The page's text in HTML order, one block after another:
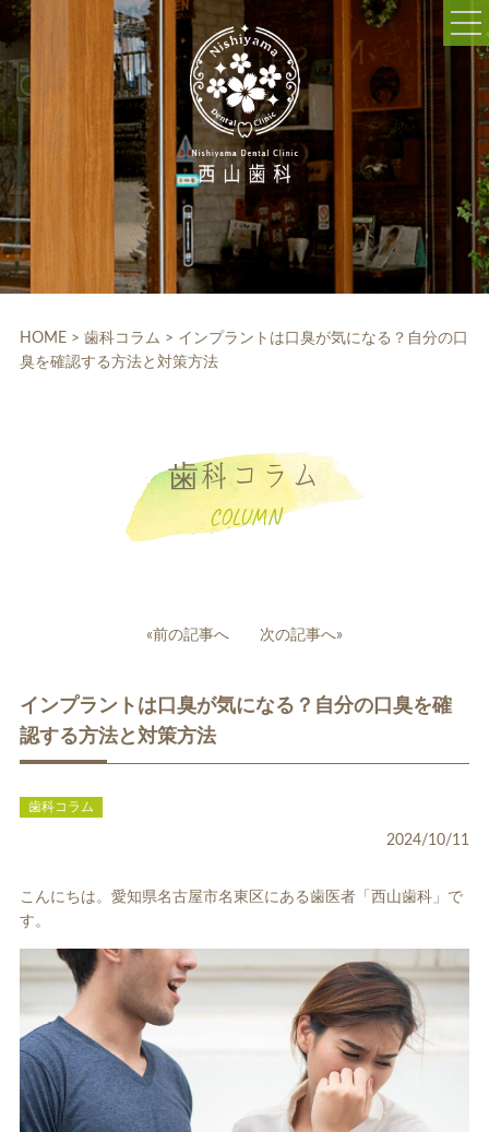
052-703-5225
9:30～12:30/14:00～18:30
休診日:木曜、日曜、祝日
WEB予約
院内設備
ホワイトニング
ホワイトエッセンス ホワイトニング料金表
HOME > 歯科コラム > インプラントは口臭が気になる？自分の口
臭を確認する方法と対策方法
歯科コラム
COLUMN
ビ
ゲ
«前の記事へ 次の記事へ»
インプラントは口臭が気になる？自分の口臭を確
認する方法と対策方法
歯科コラム
2024/10/11
こんにちは。愛知県名古屋市名東区にある歯医者「西山歯科」で
す。